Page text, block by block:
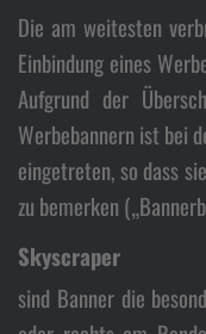
Die am weitesten
Einbindung eines
Aufgrund der
Werbebannern ist bei
eingetreten, so dass
zu bemerken
Skyscraper
sind Banner die